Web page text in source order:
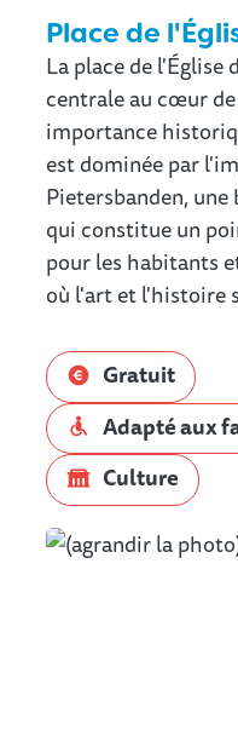
Place de
La place de l'Église
centrale au cœur
importance
est dominée par
Pietersbanden,
qui constitue un
pour les habitants
où l'art et l'histoire
Gratuit
Adapté aux
Culture